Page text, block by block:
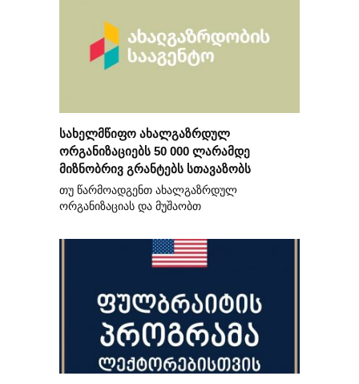
სახელმწიფო ახალგაზრდულ
ორგანიზაციებს 50 000 ლარამდე
მიზნობრივ გრანტებს სთავაზობს
თუ წარმოადგენთ ახალგაზრდულ
ორგანიზაციას და მუშაობთ